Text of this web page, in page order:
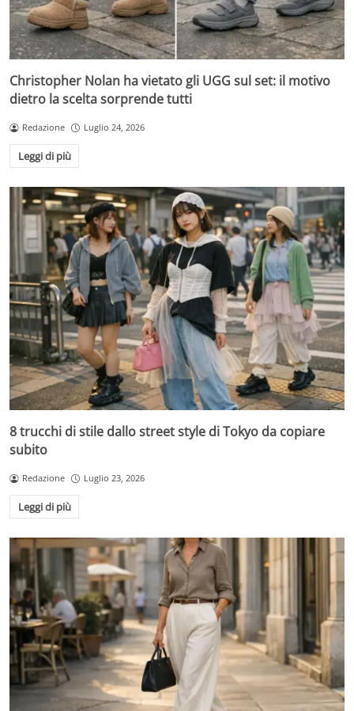
Christopher Nolan ha vietato gli UGG sul set: il motivo
dietro la scelta sorprende tutti
Redazione Luglio 24, 2026
Leggi di più
8 trucchi di stile dallo street style di Tokyo da copiare
subito
Redazione Luglio 23, 2026
Leggi di più